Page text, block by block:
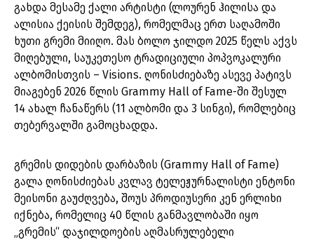
გახდა მესამე ქალი არტისტი (ლოურენ ჰილისა და
ალისია ქეისის შემდეგ), რომელმაც ერთ საღამოში
ხუთი გრემი მიიღო. მას ბოლო ჯილდო 2025 წელს აქვს
მიღებული, საუკეთესო ტრადიციული პოპვოკალური
ალბომისთვის – Visions. ღონისძიებაზე ასევე პატივს
მიაგებენ 2026 წლის Grammy Hall of Fame-ში შესულ
14 ახალ ჩანაწერს (11 ალბომი და 3 სინგი), რომლებიც
თებერვალში გამოცხადდა.
გრემის დიდების დარბაზის (Grammy Hall of Fame)
გალა ღონისძიებას კვლავ ტელეჟურნალისტი ენტონი
მეისონი გაუძღვება, შოუს პროდიუსერი კენ ერლიხი
იქნება, რომელიც 40 წლის განმავლობაში იყო
„გრემის“ დაჯილდოების აღმასრულებელი